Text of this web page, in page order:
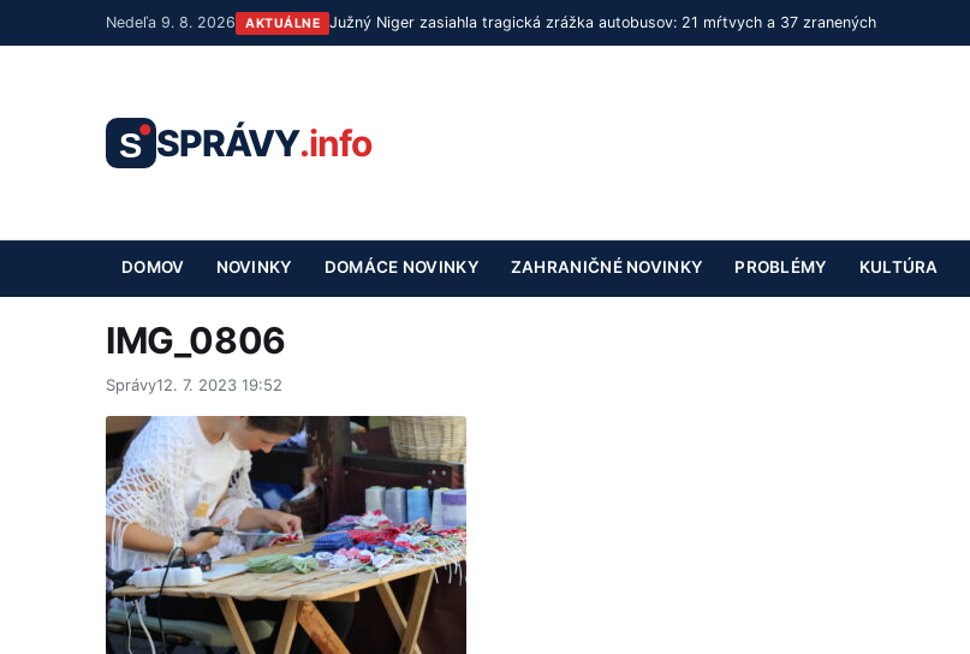
Nedeľa 9. 8. 2026 AKTUÁLNE Južný Niger zasiahla tragická zrážka autobusov: 21 mŕtvych a 37 zranených
S SPRÁVY.info
DOMOV NOVINKY DOMÁCE NOVINKY ZAHRANIČNÉ NOVINKY PROBLÉMY KULTÚRA
IMG_0806
Správy12. 7. 2023 19:52